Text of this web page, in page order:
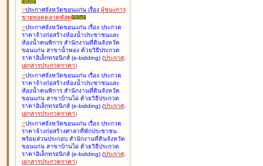
>ประกาศจังหวัดขอนแก่น เรื่อง ผู้ชนะการ
ขายทอดตลาดพัสดุ
>ประกาศจังหวัดขอนแก่น เรื่อง ประกวด
ราคาจ้างก่อสร้างห้องน้ำประชาชนและ
ห้องน้ำคนพิการ สำนักงานที่ดินจังหวัด
ขอนแก่น สาขาน้ำพอง ด้วยวิธีประกวด
ราคาอิเล็กทรอนิกส์ (e-bidding) (ประกาศ,
เอกสารประกวดราคา)
>ประกาศจังหวัดขอนแก่น เรื่อง ประกวด
ราคาจ้างก่อสร้างห้องน้ำประชาชนและ
ห้องน้ำคนพิการ สำนักงานที่ดินจังหวัด
ขอนแก่น สาขาบ้านไผ่ ด้วยวิธีประกวด
ราคาอิเล็กทรอนิกส์ (e-bidding) (ประกาศ,
เอกสารประกวดราคา)
>ประกาศจังหวัดขอนแก่น เรื่อง ประกวด
ราคาจ้างก่อสร้างศาลาที่พักประชาชน
พร้อมส่วนประกอบ สำนักงานที่ดินจังหวัด
ขอนแก่น สาขาบ้านไผ่ ด้วยวิธีประกวด
ราคาอิเล็กทรอนิกส์ (e-bidding) (ประกาศ,
เอกสารประกวดราคา)